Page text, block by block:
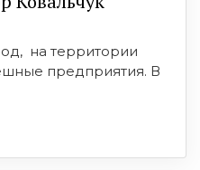
на территории
предприятия. В